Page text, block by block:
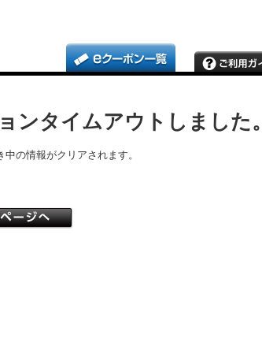
ンタイムアウトしました。
の情報がクリアされます。